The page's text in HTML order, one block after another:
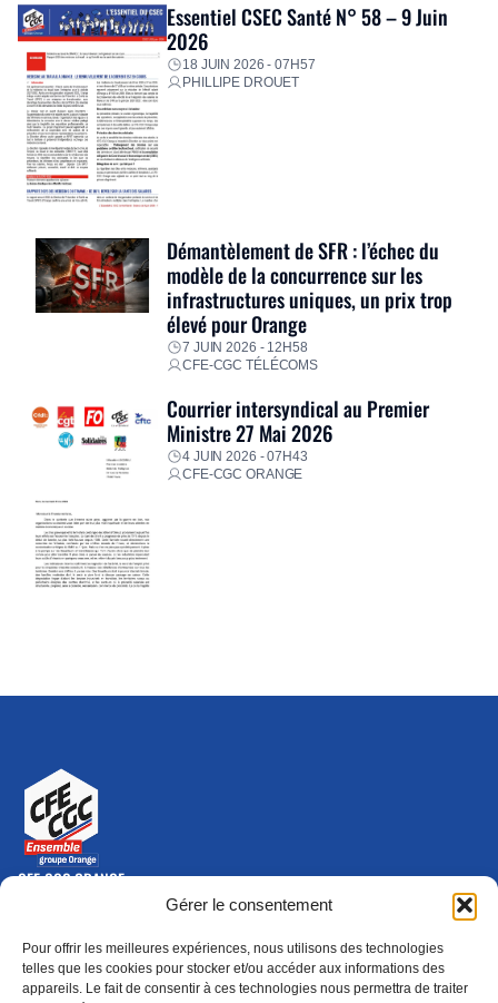
Gérer le consentement
Pour offrir les meilleures expériences, nous utilisons des technologies
telles que les cookies pour stocker et/ou accéder aux informations des
appareils. Le fait de consentir à ces technologies nous permettra de traiter
Essentiel CSEC Santé N° 58 – 9 Juin
2026
18 JUIN 2026 - 07H57
PHILLIPE DROUET
Démantèlement de SFR : l’échec du
modèle de la concurrence sur les
infrastructures uniques, un prix trop
élevé pour Orange
7 JUIN 2026 - 12H58
CFE-CGC TÉLÉCOMS
Courrier intersyndical au Premier
Ministre 27 Mai 2026
4 JUIN 2026 - 07H43
CFE-CGC ORANGE
CFE-CGC ORANGE
10-12 rue Saint Amand, 75015 Paris Cedex 15
Nous contacter
01 46 79 28 74